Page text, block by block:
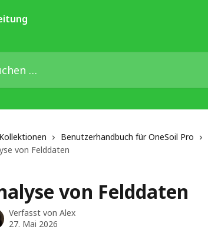
Benutzerhandbuch für OneSoil Pro
von Felddaten
von Felddaten
Verfasst von Alex
27. Mai 2026